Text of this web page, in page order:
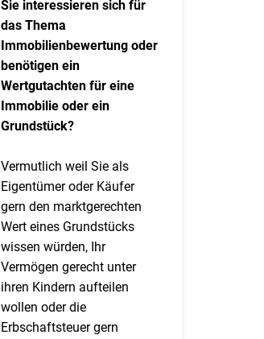
Sie interessieren sich für
das Thema
Immobilienbewertung oder
benötigen ein
Wertgutachten für eine
Immobilie oder ein
Grundstück?
Vermutlich weil Sie als
Eigentümer oder Käufer
gern den marktgerechten
Wert eines Grundstücks
wissen würden, Ihr
Vermögen gerecht unter
ihren Kindern aufteilen
wollen oder die
Erbschaftsteuer gern